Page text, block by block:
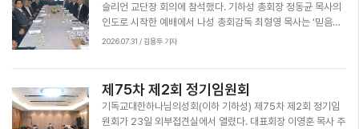
슬리언 교단장 회의에 참석했다. 기하성 총회장 정동균 목사의
인도로 시작한 예배에서 나성 총회감독 최형영 목사는 ‘믿음으
로 살리라’(롬 1:7)을 제목으로 말씀을 전했다. 기하성 대표회장
한국교회와 사회에 희망을 전하자”고 당부했다. 이어 교단장회
의 발전 방안 건, 차기일정 조정 등의 안건을 처리하고 회의를
마쳤다. 웨슬리언 교단장 회의에는 구세군, 기감, 기성, 기하성,
나성, 예성 등 6개 교단이 참여하고 있다.
2026.07.31 / 김용두 기자
제75차 제2회 정기임원회
기독교대한하나님의성회(이하 기하성) 제75차 제2회 정기임
원회가 23일 외부접견실에서 열렸다. 대표회장 이영훈 목사 주